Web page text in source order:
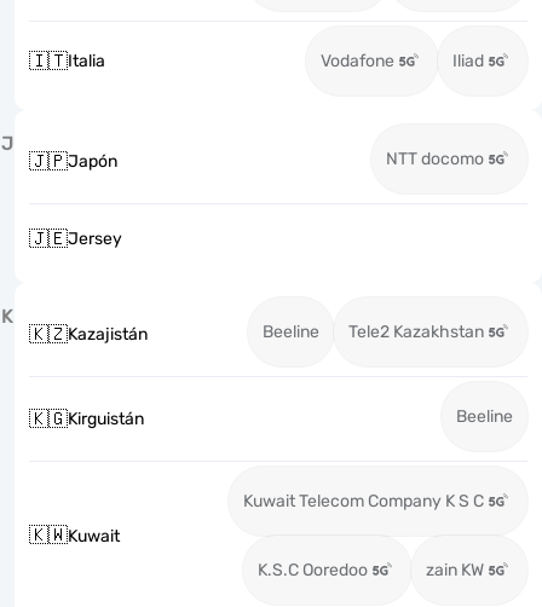
🇮🇹Italia Vodafone Iliad
J
🇯🇵Japón NTT docomo
🇯🇪Jersey
K
🇰🇿Kazajistán Beeline Tele2 Kazakhstan
🇰🇬Kirguistán Beeline
🇰🇼Kuwait
Kuwait Telecom Company K S C
K.S.C Ooredoo zain KW